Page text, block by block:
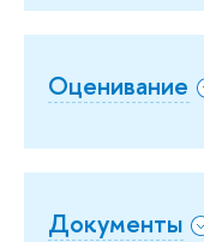
Оценивание
Документы